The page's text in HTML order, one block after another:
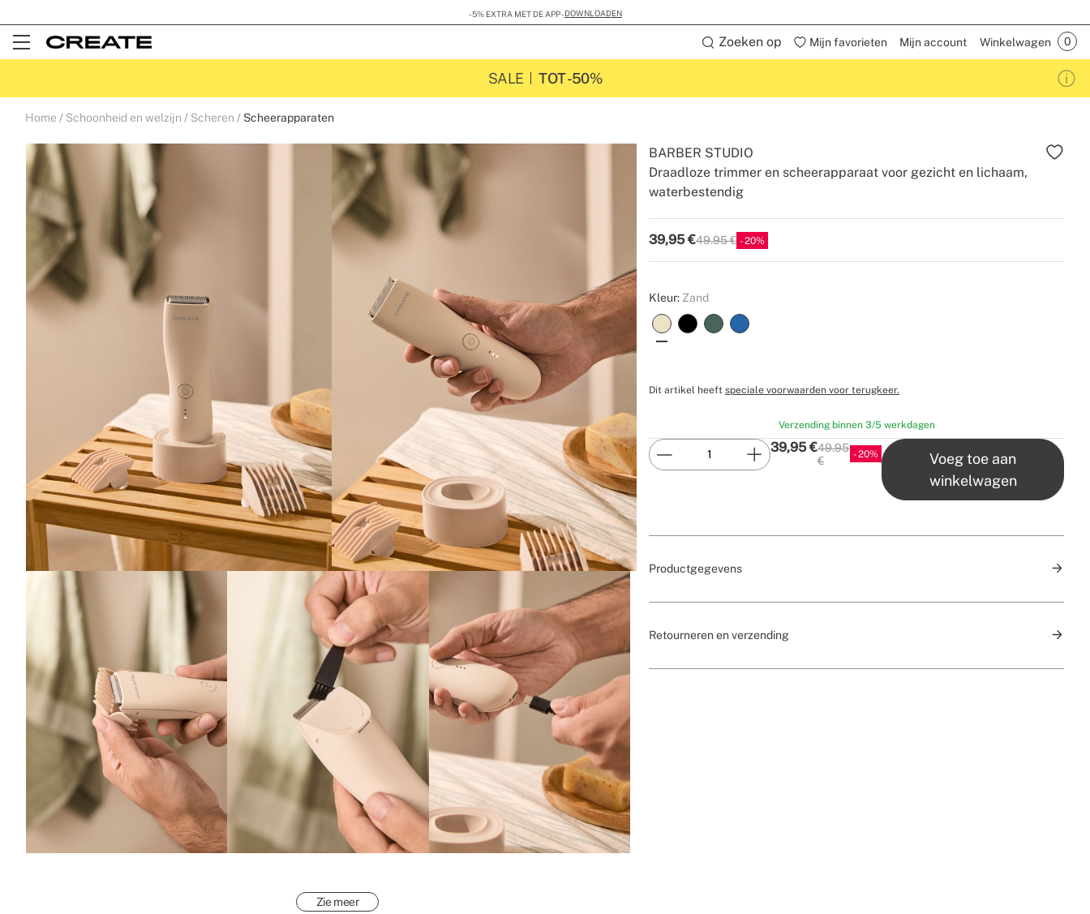
-5% EXTRA MET DE APP -DOWNLOADEN
Open
Zoeken op Mijn favorieten Mijn account Winkelwagen
SALE TOT -50%
Home Schoonheid en welzijn Scheren Scheerapparaten
Zie meer
Draadloze trimmer en scheerapparaat voor gezicht en lichaam,
waterbestendig
BARBER STUDIO
39,95 €P.V.P
49.95 € 20
Kleur: Zand
Dit artikel heeft speciale voorwaarden voor terugkeer.
Verzending binnen 3/5 werkdagen
39,95 €
P.V.P
49.95
€
20
Voeg toe aan
winkelwagen
Productgegevens
Retourneren en verzending